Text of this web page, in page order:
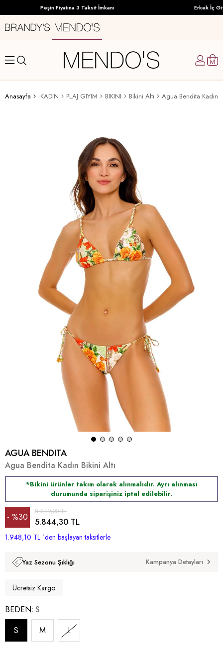
Peşin Fiyatına 3 Taksit İmkanı Erkek İç
Anasayfa KADIN PLAJ GIYIM BIKINI Bikini Altı Agua Bendita Kadın
AGUA BENDITA
Agua Bendita Kadın Bikini Altı
*Bikini ürünler takım olarak alınmalıdır. Ayrı alınması
durumunda siparişiniz iptal edilebilir.
%30
İndirim
8.349,00 TL
5.844,30 TL
1.948,10 TL `den başlayan taksitlerle
Yaz Sezonu Şıklığı Kampanya Detayları
Ücretsiz Kargo
BEDEN S
S
M L